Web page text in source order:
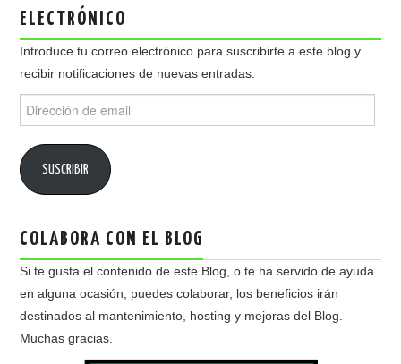
ELECTRÓNICO
Introduce tu correo electrónico para suscribirte a este blog y
recibir notificaciones de nuevas entradas.
de
SUSCRIBIR
COLABORA CON EL BLOG
Si te gusta el contenido de este Blog, o te ha servido de ayuda
en alguna ocasión, puedes colaborar, los beneficios irán
destinados al mantenimiento, hosting y mejoras del Blog.
Muchas gracias.